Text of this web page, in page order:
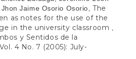
Jhon Jaime Osorio Osorio,The
as notes for the use of the
in the university classroom
y Sentidos de la
4 No. 7 (2005): July-